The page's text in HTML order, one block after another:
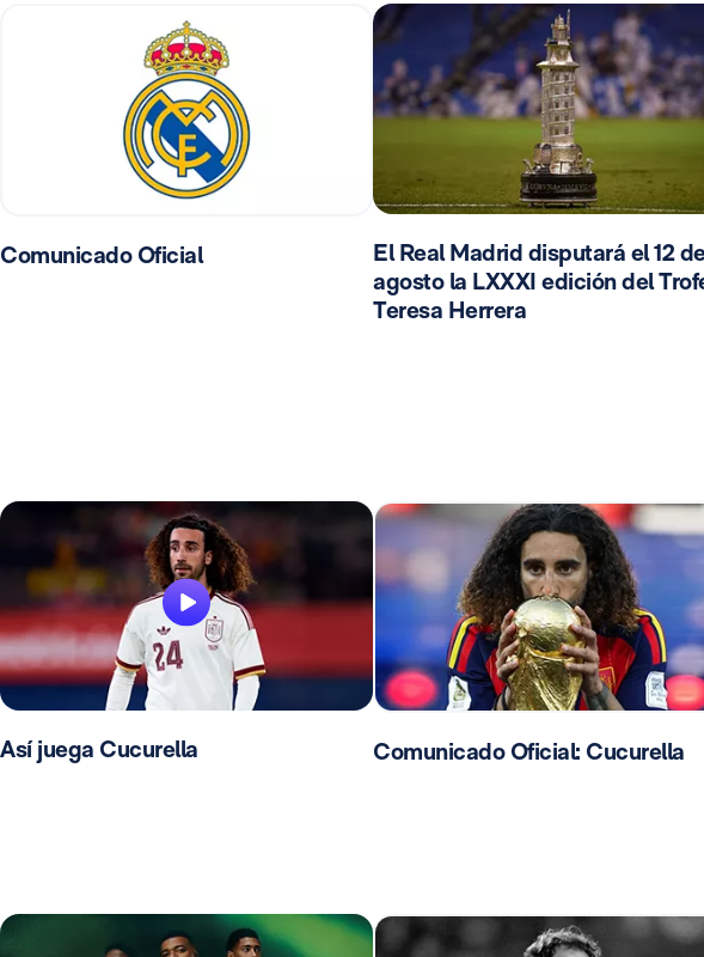
Comunicado Oficial
El Real Madrid disputará el 12
agosto la LXXXI edición del
Teresa Herrera
Así juega Cucurella Comunicado Oficial: Cucurella